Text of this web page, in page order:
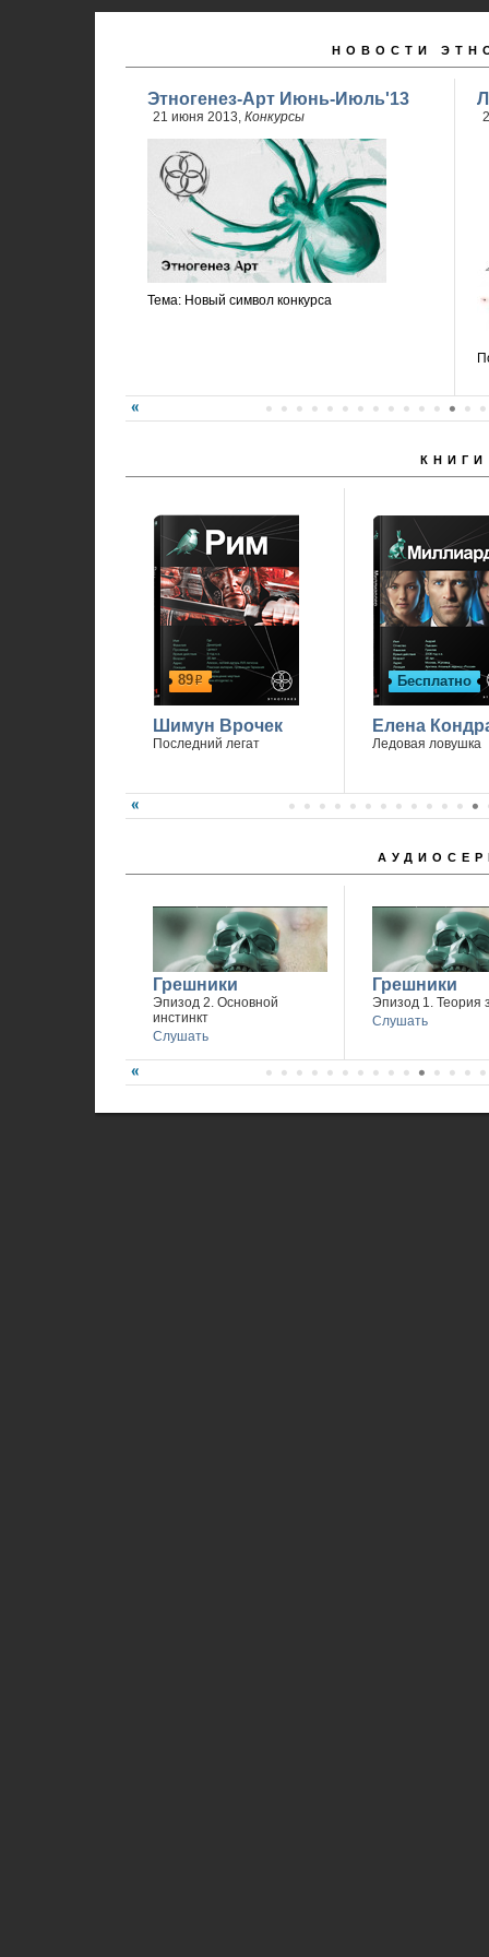
НОВОСТИ
Этногенез-Арт Июнь-Июль'13
21 июня 2013, Конкурсы
Тема: Новый символ конкурса
КНИГИ
89р
Шимун Врочек
Последний легат
Бесплатно
Елена
Ледовая ловушка
Грешники
Эпизод 2. Основной
инстинкт
Слушать
Грешники
Эпизод 1. Теория
Слушать